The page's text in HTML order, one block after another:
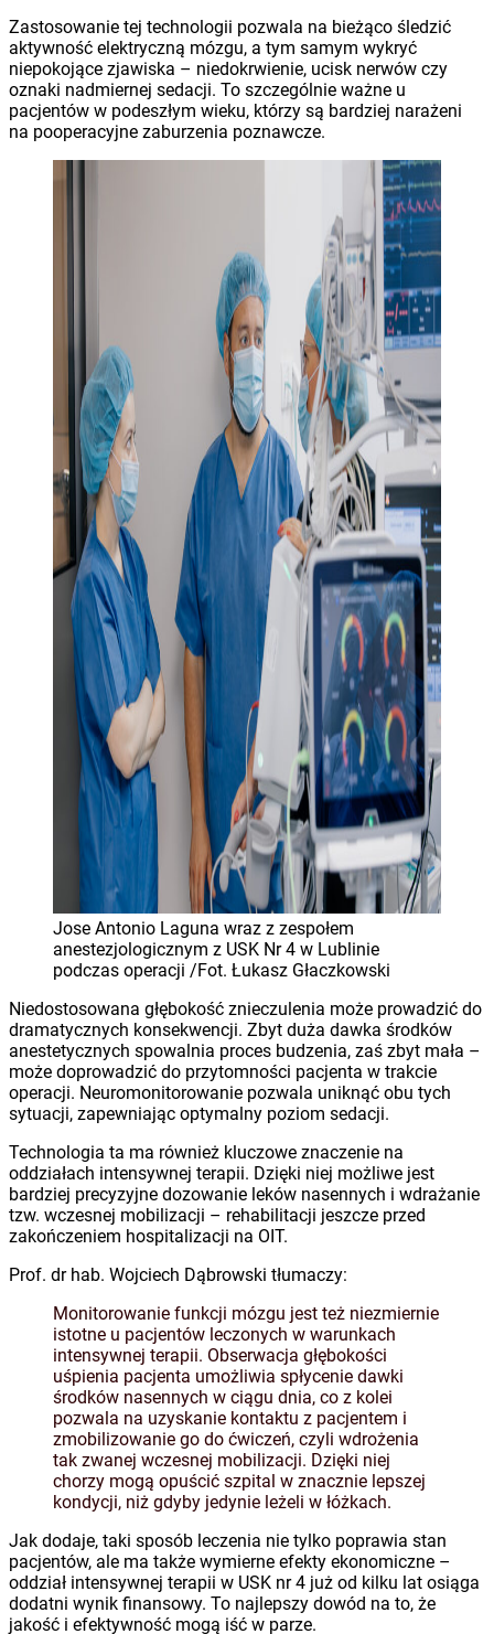
Zastosowanie tej technologii pozwala na bieżąco śledzić
aktywność elektryczną mózgu, a tym samym wykryć
niepokojące zjawiska – niedokrwienie, ucisk nerwów czy
oznaki nadmiernej sedacji. To szczególnie ważne u
pacjentów w podeszłym wieku, którzy są bardziej narażeni
na pooperacyjne zaburzenia poznawcze.
Jose Antonio Laguna wraz z zespołem
anestezjologicznym z USK Nr 4 w Lublinie
podczas operacji /Fot. Łukasz Głaczkowski
Niedostosowana głębokość znieczulenia może prowadzić do
dramatycznych konsekwencji. Zbyt duża dawka środków
anestetycznych spowalnia proces budzenia, zaś zbyt mała –
może doprowadzić do przytomności pacjenta w trakcie
operacji. Neuromonitorowanie pozwala uniknąć obu tych
sytuacji, zapewniając optymalny poziom sedacji.
Technologia ta ma również kluczowe znaczenie na
oddziałach intensywnej terapii. Dzięki niej możliwe jest
bardziej precyzyjne dozowanie leków nasennych i wdrażanie
tzw. wczesnej mobilizacji – rehabilitacji jeszcze przed
zakończeniem hospitalizacji na OIT.
Prof. dr hab. Wojciech Dąbrowski tłumaczy:
Monitorowanie funkcji mózgu jest też niezmiernie
istotne u pacjentów leczonych w warunkach
intensywnej terapii. Obserwacja głębokości
uśpienia pacjenta umożliwia spłycenie dawki
środków nasennych w ciągu dnia, co z kolei
pozwala na uzyskanie kontaktu z pacjentem i
zmobilizowanie go do ćwiczeń, czyli wdrożenia
tak zwanej wczesnej mobilizacji. Dzięki niej
chorzy mogą opuścić szpital w znacznie lepszej
kondycji, niż gdyby jedynie leżeli w łóżkach.
Jak dodaje, taki sposób leczenia nie tylko poprawia stan
pacjentów, ale ma także wymierne efekty ekonomiczne –
oddział intensywnej terapii w USK nr 4 już od kilku lat osiąga
dodatni wynik finansowy. To najlepszy dowód na to, że
jakość i efektywność mogą iść w parze.